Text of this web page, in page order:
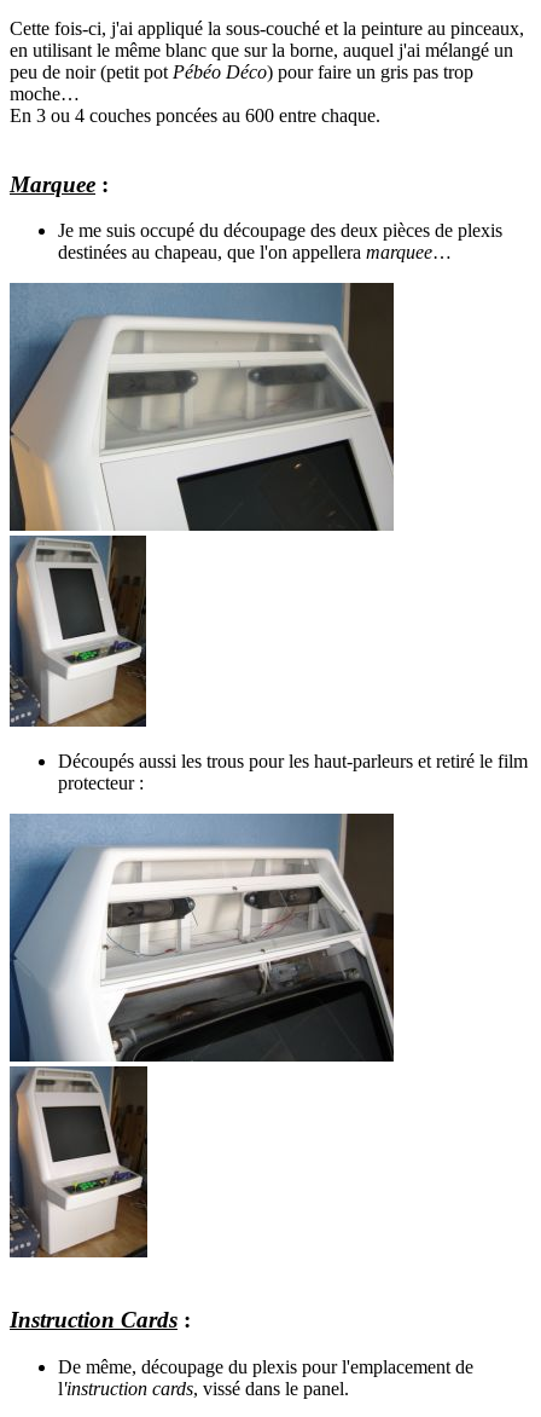
Cette fois-ci, j'ai appliqué la sous-couché et la peinture au pinceaux,
en utilisant le même blanc que sur la borne, auquel j'ai mélangé un
peu de noir (petit pot Pébéo Déco) pour faire un gris pas trop
moche…
En 3 ou 4 couches poncées au 600 entre chaque.
Marquee :
Je me suis occupé du découpage des deux pièces de plexis
destinées au chapeau, que l'on appellera marquee…
Découpés aussi les trous pour les haut-parleurs et retiré le film
protecteur :
Instruction Cards :
De même, découpage du plexis pour l'emplacement de
l'instruction cards, vissé dans le panel.